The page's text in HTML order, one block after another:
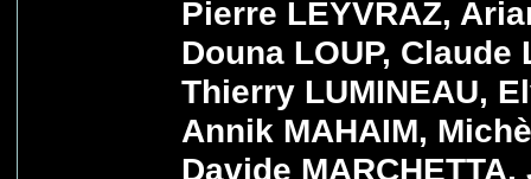
Pierre LEYVRAZ,
Douna LOUP, Claude
Thierry LUMINEAU,
Annik MAHAIM,
Davide